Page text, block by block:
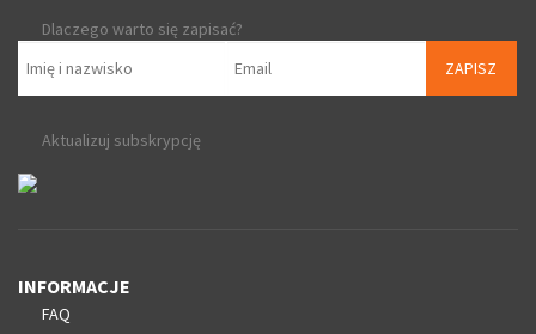
Dlaczego warto się zapisać?
ZAPISZ
Aktualizuj subskrypcję
INFORMACJE
FAQ